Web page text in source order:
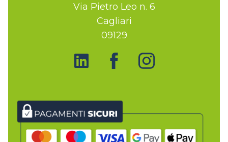
Via Pietro Leo n. 6
Cagliari
09129